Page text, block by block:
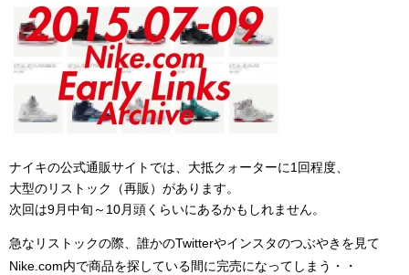
ナイキの公式通販サイトでは、大抵クォーターに1回程度、
大型のリストック（再販）があります。
次回は9月中旬～10月頭くらいにあるかもしれません。
急なリストックの際、誰かのTwitterやインスタのつぶやきを見て
Nike.com内で商品を探している間に完売になってしまう・・